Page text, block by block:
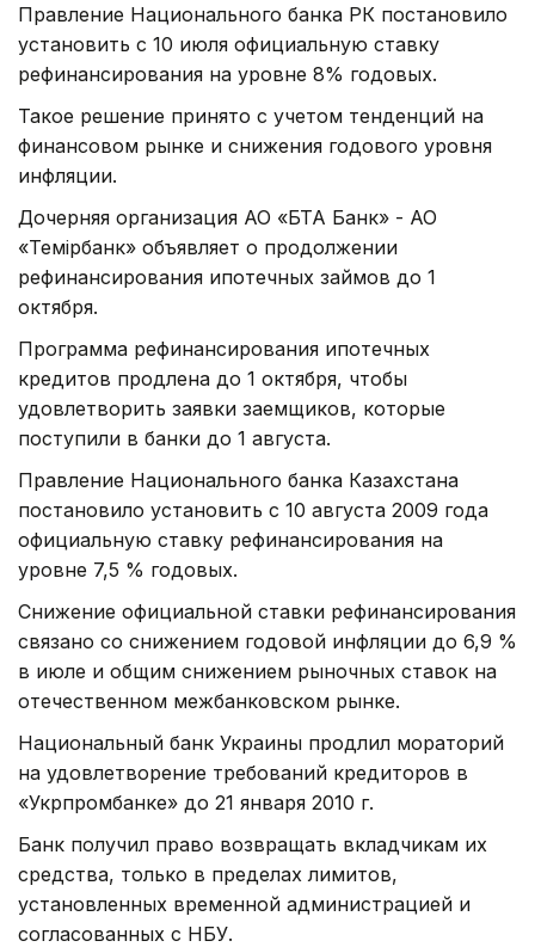
Правление Национального банка РК постановило
установить с 10 июля официальную ставку
рефинансирования на уровне 8% годовых.
Такое решение принято с учетом тенденций на
финансовом рынке и снижения годового уровня
инфляции.
Дочерняя организация АО «БТА Банк» - АО
«Темiрбанк» объявляет о продолжении
рефинансирования ипотечных займов до 1
октября.
Программа рефинансирования ипотечных
кредитов продлена до 1 октября, чтобы
удовлетворить заявки заемщиков, которые
поступили в банки до 1 августа.
Правление Национального банка Казахстана
постановило установить с 10 августа 2009 года
официальную ставку рефинансирования на
уровне 7,5 % годовых.
Снижение официальной ставки рефинансирования
связано со снижением годовой инфляции до 6,9 %
в июле и общим снижением рыночных ставок на
отечественном межбанковском рынке.
Национальный банк Украины продлил мораторий
на удовлетворение требований кредиторов в
«Укрпромбанке» до 21 января 2010 г.
Банк получил право возвращать вкладчикам их
средства, только в пределах лимитов,
установленных временной администрацией и
согласованных с НБУ.